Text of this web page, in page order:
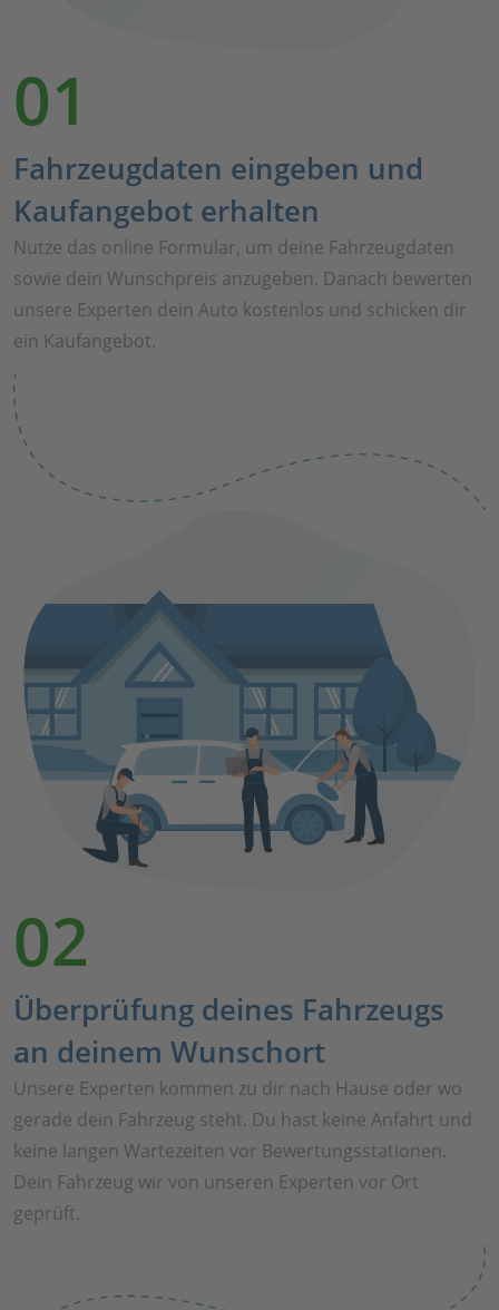
01
Fahrzeugdaten eingeben und
Kaufangebot erhalten
Nutze das online Formular, um deine Fahrzeugdaten
sowie dein Wunschpreis anzugeben. Danach bewerten
unsere Experten dein Auto kostenlos und schicken dir
ein Kaufangebot.
02
Überprüfung deines Fahrzeugs
an deinem Wunschort
Unsere Experten kommen zu dir nach Hause oder wo
gerade dein Fahrzeug steht. Du hast keine Anfahrt und
keine langen Wartezeiten vor Bewertungsstationen.
Dein Fahrzeug wir von unseren Experten vor Ort
geprüft.